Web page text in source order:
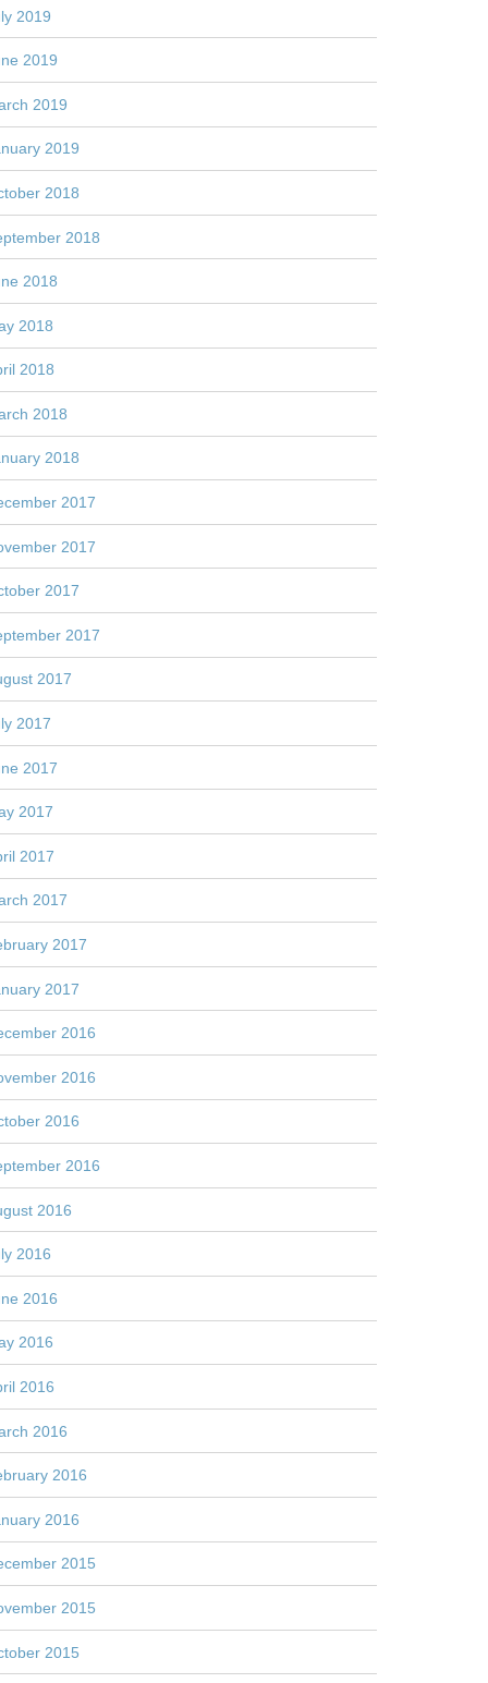
2019
2019
2019
2019
2018
2018
2018
2018
2018
2018
2018
2017
2017
2017
2017
2017
2017
2017
2017
2017
2017
2017
2017
2016
2016
2016
2016
2016
2016
2016
2016
2016
2016
2016
2016
2015
2015
2015